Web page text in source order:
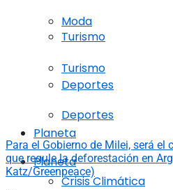
Turismo
Deportes
Planeta
Crisis Climática
Moda
Turismo
Deportes
Planeta
Para el Gobierno de Milei, será el
que regule la deforestación en
Katz/Greenpeace)